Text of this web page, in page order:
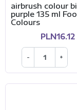
airbrush colour
purple 135 ml
Colours
PLN16.12
- +